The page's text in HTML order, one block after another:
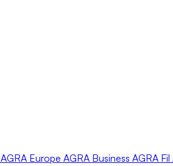
AGRA Europe AGRA Business AGRA Fil